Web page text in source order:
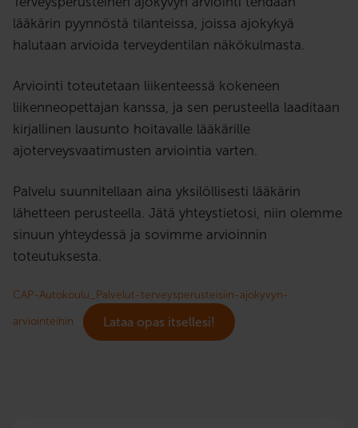
lääkärin pyynnöstä tilanteissa, joissa ajokykyä
halutaan arvioida terveydentilan näkökulmasta.
Arviointi toteutetaan liikenteessä kokeneen
liikenneopettajan kanssa, ja sen perusteella laaditaan
kirjallinen lausunto hoitavalle lääkärille
ajoterveysvaatimusten arviointia varten.
Palvelu suunnitellaan aina yksilöllisesti lääkärin
lähetteen perusteella. Jätä yhteystietosi, niin olemme
sinuun yhteydessä ja sovimme arvioinnin
toteutuksesta.
CAP-Autokoulu_Palvelut-terveysperusteisiin-ajokyvyn-
arviointeihin
Lataa opas itsellesi!